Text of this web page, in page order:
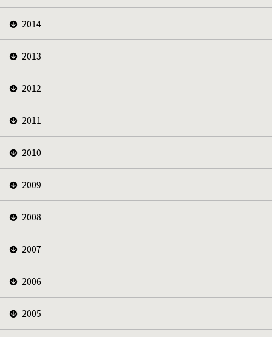
2014
2013
2012
2011
2010
2009
2008
2007
2006
2005